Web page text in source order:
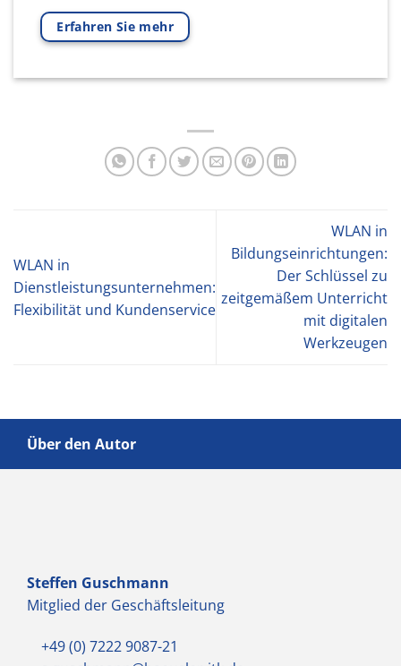
Erfahren Sie mehr
WLAN in
Dienstleistungsunternehmen:
Flexibilität und Kundenservice
WLAN in
Bildungseinrichtungen:
Der Schlüssel zu
zeitgemäßem Unterricht
mit digitalen
Werkzeugen
Über den Autor
Steffen Guschmann
Mitglied der Geschäftsleitung
+49 (0) 7222 9087-21